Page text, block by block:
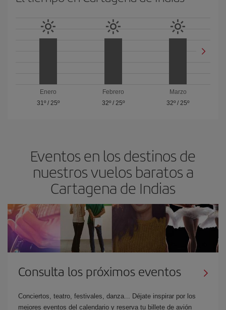
Enero
31º/ 25º
Febrero
32º/ 25º
Marzo
32º /25º
Eventos en los destinos de
nuestros vuelos baratos a
Cartagena de Indias
Consulta los próximos eventos
Conciertos, teatro, festivales, danza... Déjate inspirar por los
mejores eventos del calendario y reserva tu billete de avión